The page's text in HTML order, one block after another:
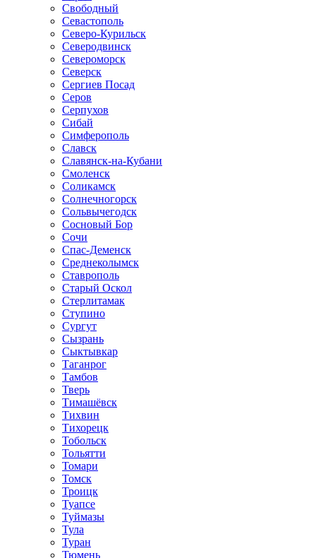
Свободный
Севастополь
Северо-Курильск
Северодвинск
Североморск
Северск
Сергиев Посад
Серов
Серпухов
Сибай
Симферополь
Славск
Славянск-на-Кубани
Смоленск
Соликамск
Солнечногорск
Сольвычегодск
Сосновый Бор
Сочи
Спас-Деменск
Среднеколымск
Ставрополь
Старый Оскол
Стерлитамак
Ступино
Сургут
Сызрань
Сыктывкар
Таганрог
Тамбов
Тверь
Тимашёвск
Тихвин
Тихорецк
Тобольск
Тольятти
Томари
Томск
Троицк
Туапсе
Туймазы
Тула
Туран
Тюмень